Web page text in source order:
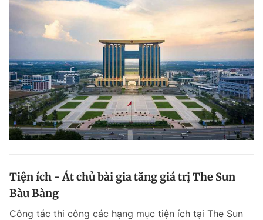
Tiện ích - Át chủ bài gia tăng giá trị The Sun
Bàu Bàng
Công tác thi công các hạng mục tiện ích tại The Sun